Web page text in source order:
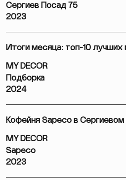
Сергиев Посад 75
2023
Итоги месяца: топ-10 лучших
MY DECOR
Подборка
2024
Кофейня Sapeco в
MY DECOR
Sapeco
2023